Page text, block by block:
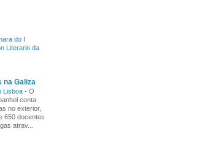
do I
Literario da
na Galiza
Lisboa - O
conta
no exterior,
650 docentes
atrav...